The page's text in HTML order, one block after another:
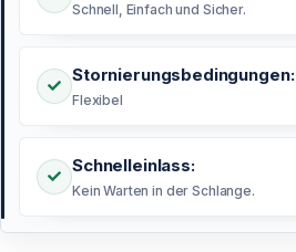
Schnell, Einfach und Sicher.
Stornierungsbedingungen:
Flexibel
Schnelleinlass:
Kein Warten in der Schlange.